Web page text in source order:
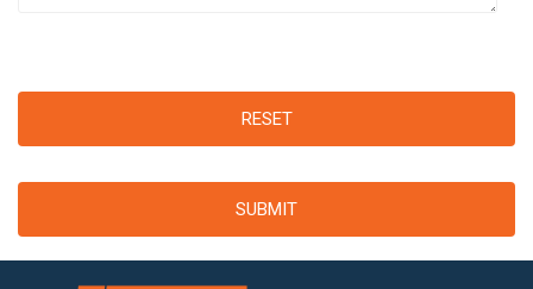
RESET
SUBMIT